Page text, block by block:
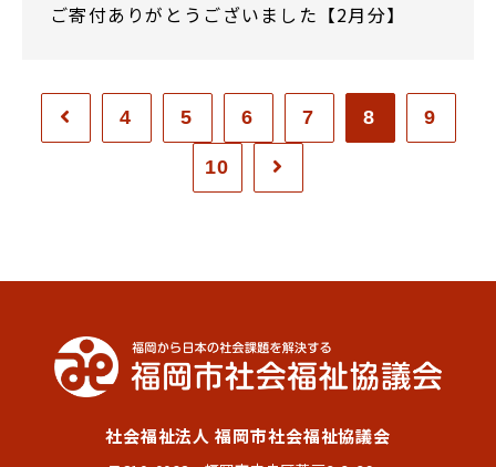
ご寄付ありがとうございました【2月分】
4 5 6 7 8 9
10
社会福祉法人 福岡市社会福祉協議会